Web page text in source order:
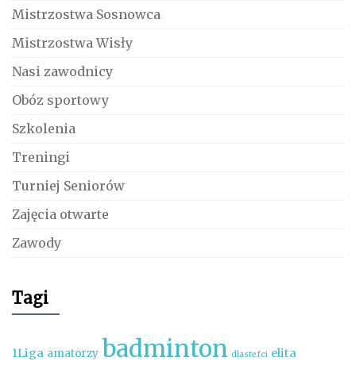
Mistrzostwa Sosnowca
Mistrzostwa Wisły
Nasi zawodnicy
Obóz sportowy
Szkolenia
Treningi
Turniej Seniorów
Zajęcia otwarte
Zawody
Tagi
1Liga amatorzy badminton dlastefci elita